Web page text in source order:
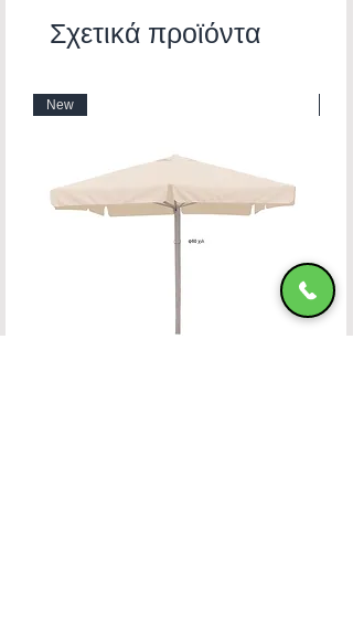
Σχετικά προϊόντα
New